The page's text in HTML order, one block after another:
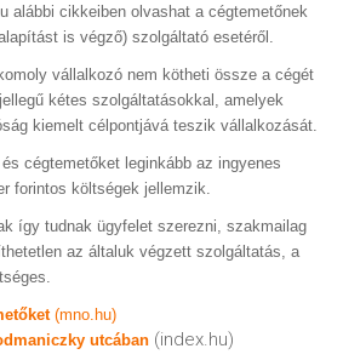
alábbi cikkeiben olvashat a cégtemetőnek
is végző) szolgáltató esetéről.
vállalkozó nem kötheti össze a cégét
kétes szolgáltatásokkal, amelyek
kiemelt célpontjává teszik vállalkozását.
cégtemetőket leginkább az ingyenes
forintos költségek jellemzik.
így tudnak ügyfelet szerezni, szakmailag
az általuk végzett szolgáltatás, a
(mno.hu)
utcában (index.hu)